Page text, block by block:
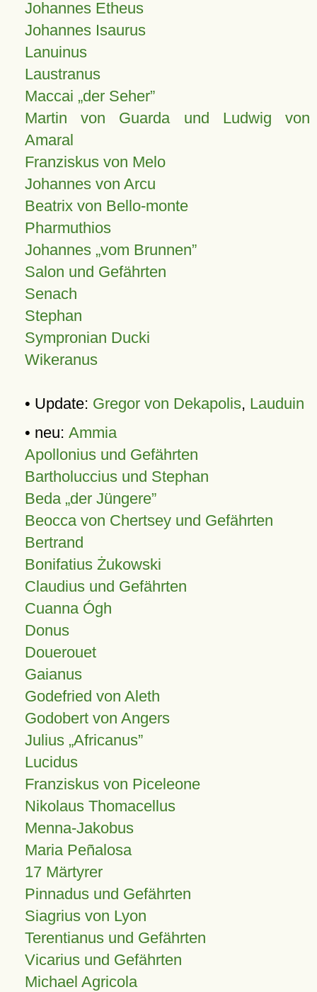
Johannes Etheus
Johannes Isaurus
Lanuinus
Laustranus
Maccai „der Seher”
Martin von Guarda und Ludwig von
Amaral
Franziskus von Melo
Johannes von Arcu
Beatrix von Bello-monte
Pharmuthios
Johannes vom Brunnen
Salon und Gefährten
Senach
Stephan
Sympronian Ducki
Wikeranus
• Update: Gregor von Dekapolis, Lauduin
• neu: Ammia
Apollonius und Gefährten
Bartholuccius und Stephan
Beda „der Jüngere”
Beocca von Chertsey und Gefährten
Bertrand
Bonifatius Żukowski
Claudius und Gefährten
Cuanna Ógh
Donus
Douerouet
Gaianus
Godefried von Aleth
Godobert von Angers
Julius Africanus
Lucidus
Franziskus von Piceleone
Nikolaus Thomacellus
Menna-Jakobus
Maria Peñalosa
17 Märtyrer
Pinnadus und Gefährten
Siagrius von Lyon
Terentianus und Gefährten
Vicarius und Gefährten
Michael Agricola